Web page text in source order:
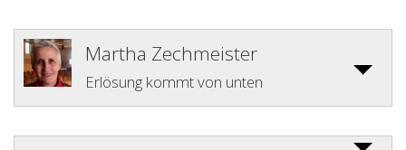
Martha Zechmeister
Erlösung kommt von unten